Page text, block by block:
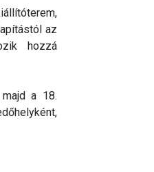
az
hozzá
a 18.